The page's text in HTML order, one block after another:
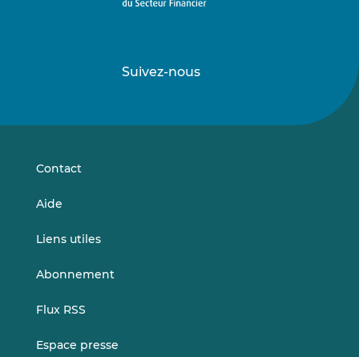
Suivez-nous
sursur
Contact
Aide
Liens utiles
Abonnement
Flux RSS
Espace presse